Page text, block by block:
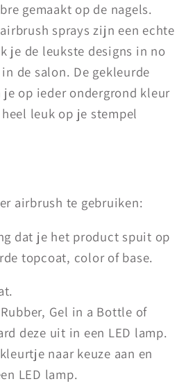
gemaakt op de nagels.
sprays zijn een echte
je de leukste designs in no
de salon. De gekleurde
op ieder ondergrond kleur
leuk op je stempel
airbrush te gebruiken:
dat je het product spuit op
topcoat, color of base.
Gel in a Bottle of
deze uit in een LED lamp.
naar keuze aan en
LED lamp.